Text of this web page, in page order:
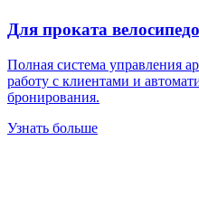
Для проката
Полная система управления
работу с клиентами и
бронирования.
Узнать больше